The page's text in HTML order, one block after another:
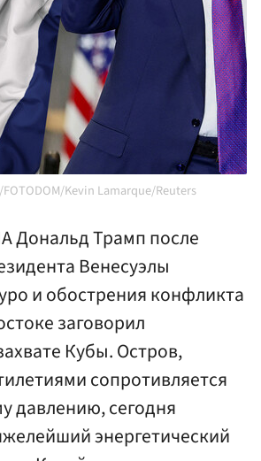
Kevin Lamarque/Reuters
Дональд Трамп после
Венесуэлы
и обострения конфликта
заговорил
Кубы. Остров,
сопротивляется
давлению, сегодня
энергетический